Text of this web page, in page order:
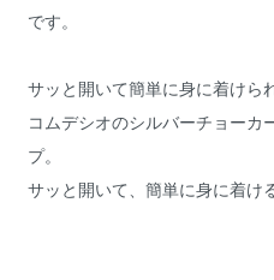
です。
サッと開いて簡単に身に着けら
コムデシオのシルバーチョーカ
プ。
サッと開いて、簡単に身に着け